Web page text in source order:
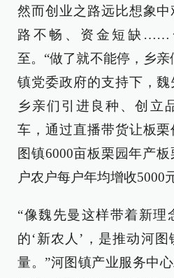
然而创业之路远比想象
路不畅、资金短缺……
至。“做了就不能停，乡
镇党委政府的支持下，
乡亲们引进良种、创立
车，通过直播带货让板
图镇6000亩板栗园年产
户农户每户年均增收5000
“像魏先曼这样带着新理
的‘新农人’，是推动河
量。”河图镇产业服务中